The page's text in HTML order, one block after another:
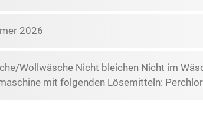
2026
Wollwäsche Nicht bleichen Nicht im
mit folgenden Lösemitteln: